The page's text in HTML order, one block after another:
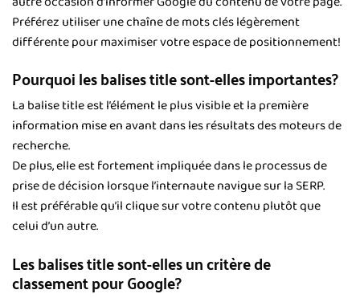
Préférez utiliser une chaîne de mots clés légèrement
différente pour maximiser votre espace de positionnement!
Pourquoi les balises title sont-elles importantes?
La balise title est l’élément le plus visible et la première
information mise en avant dans les résultats des moteurs de
recherche.
De plus, elle est fortement impliquée dans le processus de
prise de décision lorsque l’internaute navigue sur la SERP.
Il est préférable qu’il clique sur votre contenu plutôt que
celui d’un autre.
Les balises title sont-elles un critère de
classement pour Google?